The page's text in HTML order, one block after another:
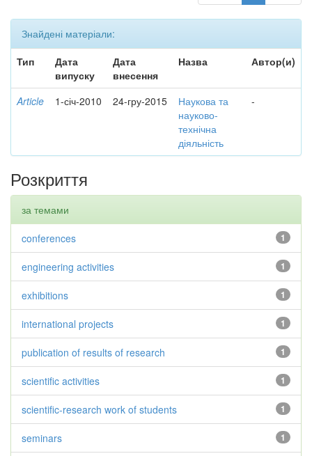
Знайдені матеріали:
Тип
Дата
випуску
Дата
внесення
Назва Автор(и)
Article 1-січ-2010 24-гру-2015
Наукова та
науково-
технічна
діяльність
-
Розкриття
за темами
1
conferences
1
engineering activities
1
exhibitions
1
international projects
1
publication of results of research
1
scientific activities
1
scientific-research work of students
1
seminars